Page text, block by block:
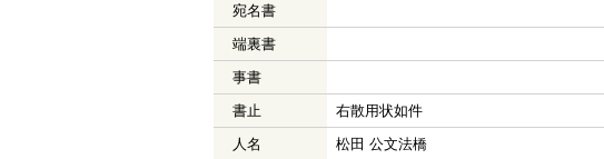
宛名書
端裏書
事書
書止
右散用状如件
人名
松田 公文法橋